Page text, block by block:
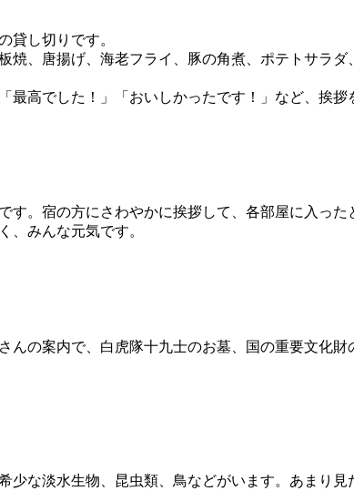
貸し切りです。
焼、唐揚げ、海老フライ、豚の角煮、ポテトサラ
最高でした！」「おいしかったです！」など、挨拶
す。宿の方にさわやかに挨拶して、各部屋に入っ
、みんな元気です。
んの案内で、白虎隊十九士のお墓、国の重要文化
少な淡水生物、昆虫類、鳥などがいます。あまり